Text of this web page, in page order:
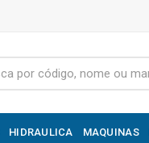
HIDRAULICA MAQUINAS